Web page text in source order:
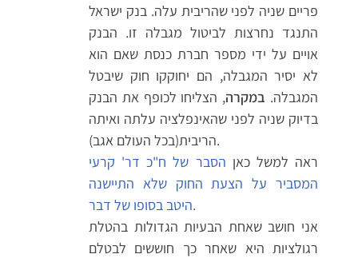
פריים שניה לפני שהריבית עלה. בנק ישראל
התנגד נחרצות לביטול מגבלה זו. הבנק
אויים על ידי מספר חברת כנסת שאם הוא
לא יסיר המגבלה, הם יחוקקו חוק שיבטל
המגבלה. במקרה, הצליחו לכופף את הבנק
בדיוק שניה לפני שהאינפלציה עלתה ואיתה
הריבית(בכל העולם אגב).
ראה למשל כאן הסבר של ח"כ דר' קרעי
המסביר על הצעת החוק שלא התיישנה
היטב בסופו של דבר.
אני חושב שאחת הבעיות הגדולות בהטלת
רגולציות היא שאחר כך חוששים לבטלם